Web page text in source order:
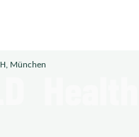
München